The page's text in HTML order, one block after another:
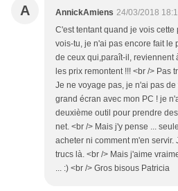
A AnnickAmiens 24/03/2018
C'est tentant quand je vois
vois-tu, je n'ai pas encore fait le
de ceux qui,paraît-il, reviennent
les prix remontent !!! <br /> Pas
Je ne voyage pas, je n'ai pas
grand écran avec mon PC ! je
deuxième outil pour prendre
net. <br /> Mais j'y pense ...
acheter ni comment m'en
trucs là. <br /> Mais j'aime
... :) <br /> Gros bisous Patricia